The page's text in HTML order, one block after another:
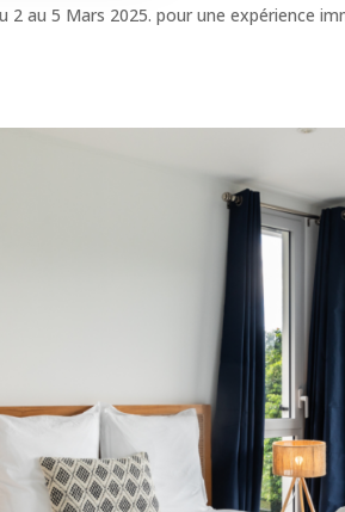
2 au 5 Mars 2025. pour une expérience